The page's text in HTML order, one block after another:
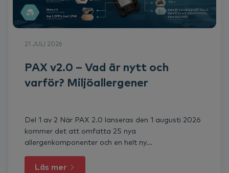
21 JULI 2026
PAX v2.0 – Vad är nytt och
varför? Miljöallergener
Del 1 av 2 När PAX 2.0 lanseras den 1 augusti 2026
kommer det att omfatta 25 nya
allergenkomponenter och en helt ny...
Läs mer